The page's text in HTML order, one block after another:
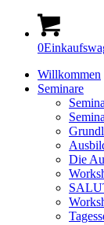
0
Willkommen
Seminare
Die